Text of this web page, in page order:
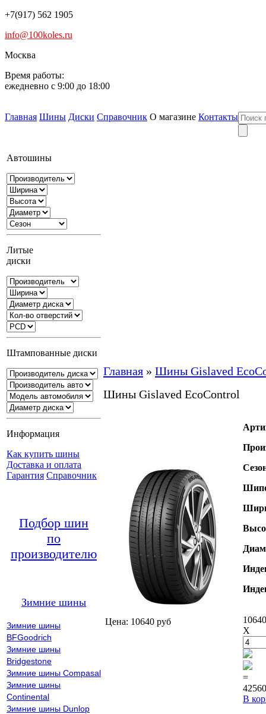
+7(917) 562 1905
info@100koles.ru
Москва
Время работы:
ежедневно с 9:00 до 18:00
Главная Шины Диски Справочник О магазине Контакты
Автошины
Литые
диски
Штампованные диски
Информация
Как купить шины
Доставка и оплата
Гарантия Справочник
Подбор шин
по
производителю
Зимние шины
Зимние шины
BFGoodrich
Зимние шины
Bridgestone
Зимние шины Compasal
Зимние шины
Continental
Зимние шины Dunlop
Главная » Шины Gislaved
Шины Gislaved EcoControl
Цена: 10640 руб
X
=
В